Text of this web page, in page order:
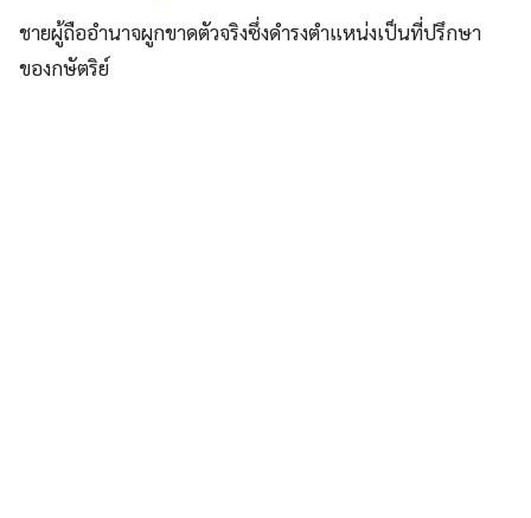
ชายผู้ถืออำนาจผูกขาดตัวจริงซึ่งดำรงตำแหน่งเป็นที่ปรึกษา
ของกษัตริย์